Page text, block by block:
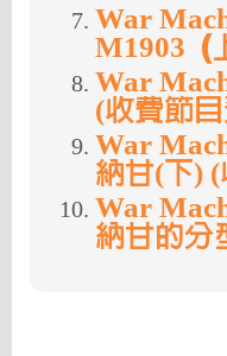
War
M1903（
War
(收費節
War
納甘(下)
War
納甘的分